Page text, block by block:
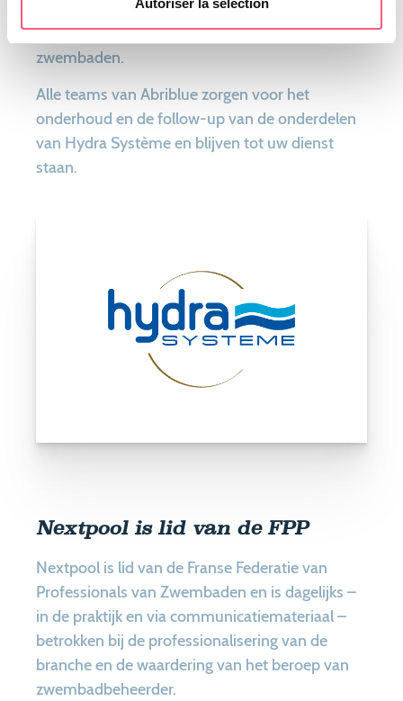
40 jaar specialist en marktleider is op het
gebied van veiligheidsafdekkingen voor
zwembaden.
Alle teams van Abriblue zorgen voor het
onderhoud en de follow-up van de onderdelen
van Hydra Système en blijven tot uw dienst
staan.
Nextpool is lid van de FPP
Nextpool is lid van de Franse Federatie van
Professionals van Zwembaden en is dagelijks –
in de praktijk en via communicatiemateriaal –
betrokken bij de professionalisering van de
branche en de waardering van het beroep van
zwembadbeheerder.